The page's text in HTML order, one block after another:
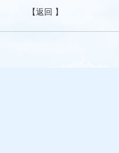
【返回 】